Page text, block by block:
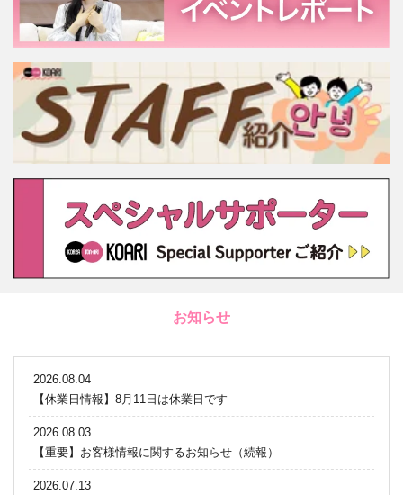
お知らせ
2026.08.04
【休業日情報】8月11日は休業日です
2026.08.03
【重要】お客様情報に関するお知らせ（続報）
2026.07.13